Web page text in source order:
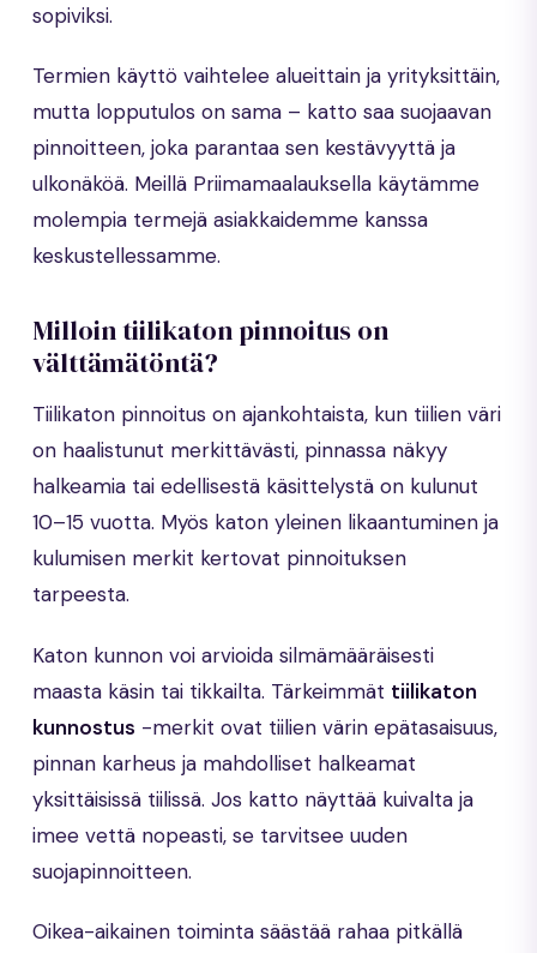
sopiviksi.
Termien käyttö vaihtelee alueittain ja yrityksittäin,
mutta lopputulos on sama – katto saa suojaavan
pinnoitteen, joka parantaa sen kestävyyttä ja
ulkonäköä. Meillä Priimamaalauksella käytämme
molempia termejä asiakkaidemme kanssa
keskustellessamme.
Milloin tiilikaton pinnoitus on
välttämätöntä?
Tiilikaton pinnoitus on ajankohtaista, kun tiilien väri
on haalistunut merkittävästi, pinnassa näkyy
halkeamia tai edellisestä käsittelystä on kulunut
10–15 vuotta. Myös katon yleinen likaantuminen ja
kulumisen merkit kertovat pinnoituksen
tarpeesta.
Katon kunnon voi arvioida silmämääräisesti
maasta käsin tai tikkailta. Tärkeimmät tiilikaton
kunnostus -merkit ovat tiilien värin epätasaisuus,
pinnan karheus ja mahdolliset halkeamat
yksittäisissä tiilissä. Jos katto näyttää kuivalta ja
imee vettä nopeasti, se tarvitsee uuden
suojapinnoitteen.
Oikea-aikainen toiminta säästää rahaa pitkällä